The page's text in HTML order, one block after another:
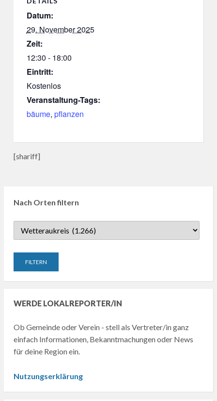
Datum:
29. November 2025
Zeit:
12:30 - 18:00
Eintritt:
Kostenlos
Veranstaltung-Tags:
bäume, pflanzen
[shariff]
Nach Orten filtern
WERDE LOKALREPORTER/IN
Ob Gemeinde oder Verein - stell als Vertreter/in ganz
einfach Informationen, Bekanntmachungen oder News
für deine Region ein.
Nutzungserklärung